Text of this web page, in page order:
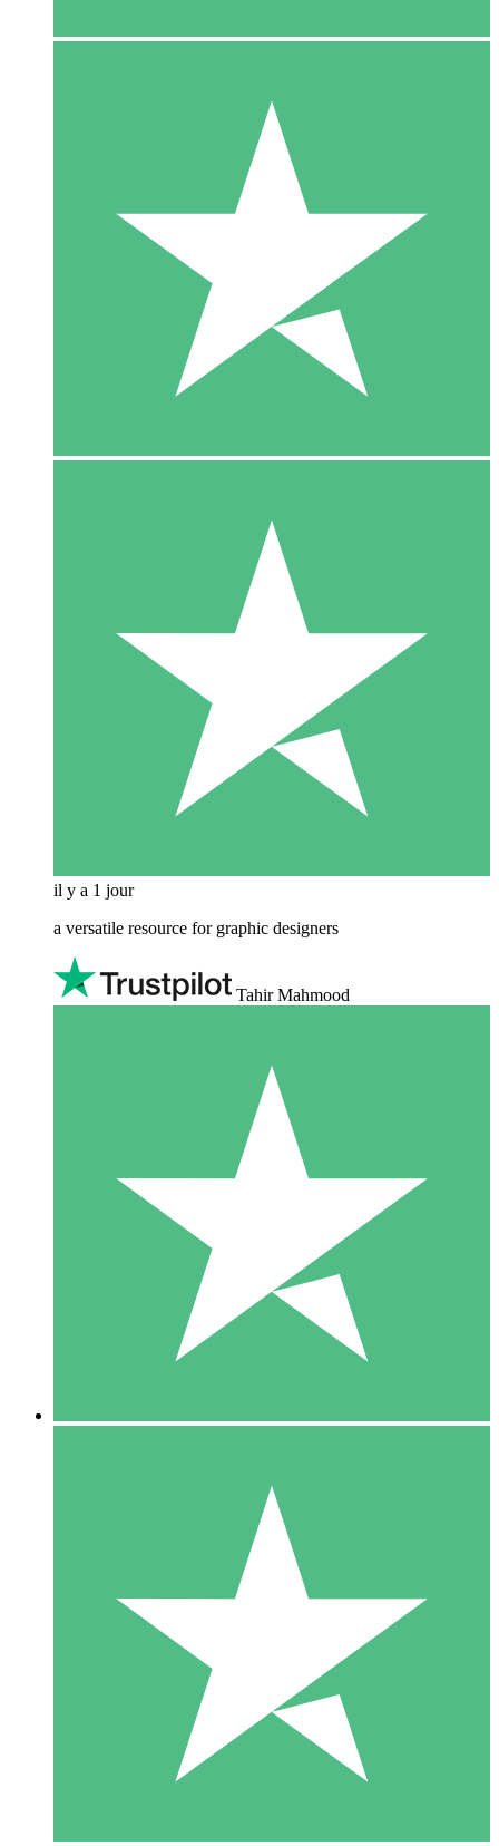
il y a 1 jour
a versatile resource for graphic designers
Tahir Mahmood